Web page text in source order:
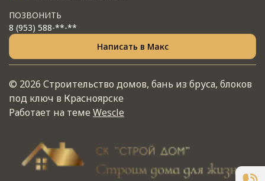
ПОЗВОНИТЬ
8 (953) 588-**-**
Написать в Макс
© 2026 Строительство домов, бань из бруса, блоков
под ключ в Красноярске
Работает на темеWescle